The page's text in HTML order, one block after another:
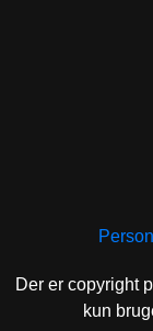
Der er copyright
kun